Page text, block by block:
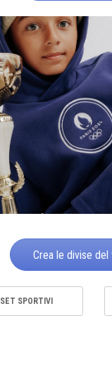
Crea le divise del
SET SPORTIVI